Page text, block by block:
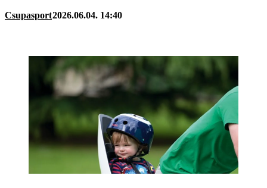
Csupasport2026.06.04. 14:40